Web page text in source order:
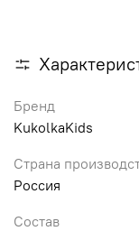
Бренд
KukolkaKids
Страна
Россия
Состав